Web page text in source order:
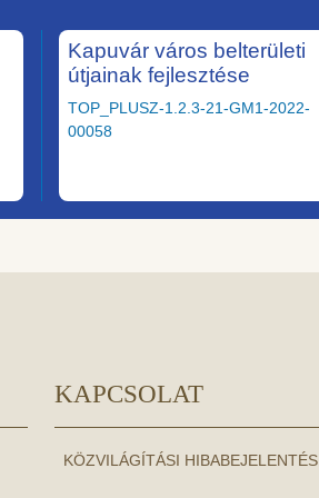
Kapuvár város belterületi
útjainak fejlesztése
TOP_PLUSZ-1.2.3-21-GM1-2022-
00058
KAPCSOLAT
KÖZVILÁGÍTÁSI HIBABEJELENTÉS